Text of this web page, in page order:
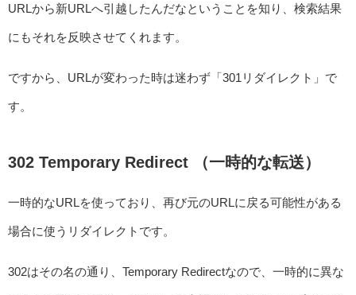
URLから新URLへ引越したんだなということを知り、検索結果
にもそれを反映させてくれます。
ですから、URLが変わった時は迷わず「301リダイレクト」で
す。
302 Temporary Redirect （一時的な転送）
一時的なURLを使っており、再び元のURLに戻る可能性がある
場合に使うリダイレクトです。
302はその名の通り、Temporary Redirectなので、一時的に異な